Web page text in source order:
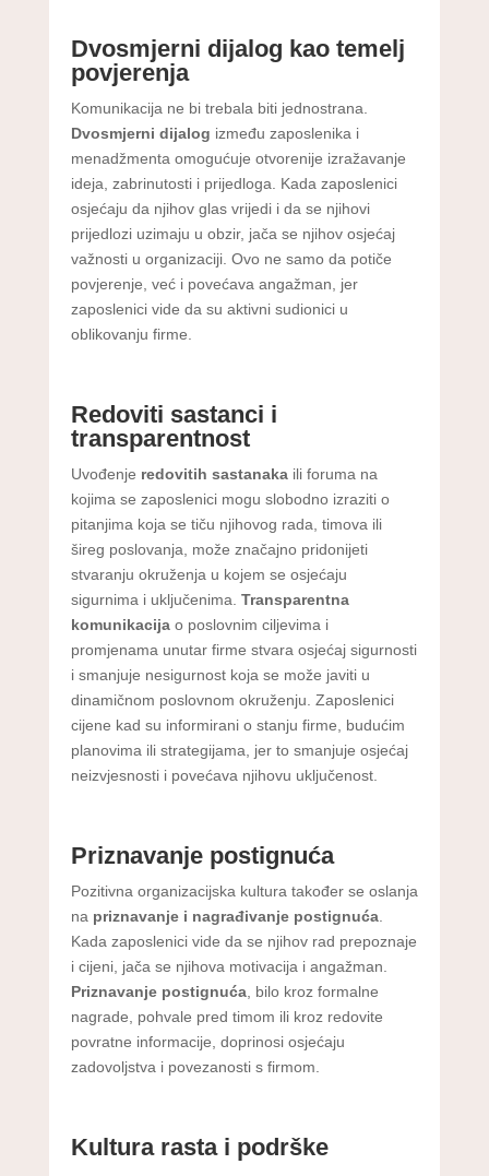
Dvosmjerni dijalog kao temelj
povjerenja
Komunikacija ne bi trebala biti jednostrana.
Dvosmjerni dijalog između zaposlenika i
menadžmenta omogućuje otvorenije izražavanje
ideja, zabrinutosti i prijedloga. Kada zaposlenici
osjećaju da njihov glas vrijedi i da se njihovi
prijedlozi uzimaju u obzir, jača se njihov osjećaj
važnosti u organizaciji. Ovo ne samo da potiče
povjerenje, već i povećava angažman, jer
zaposlenici vide da su aktivni sudionici u
oblikovanju firme.
Redoviti sastanci i
transparentnost
Uvođenje redovitih sastanakaili foruma na
kojima se zaposlenici mogu slobodno izraziti o
pitanjima koja se tiču njihovog rada, timova ili
šireg poslovanja, može značajno pridonijeti
stvaranju okruženja u kojem se osjećaju
sigurnima i uključenima. Transparentna
komunikacijao poslovnim ciljevima i
promjenama unutar firme stvara osjećaj sigurnosti
i smanjuje nesigurnost koja se može javiti u
dinamičnom poslovnom okruženju. Zaposlenici
cijene kad su informirani o stanju firme, budućim
planovima ili strategijama, jer to smanjuje osjećaj
neizvjesnosti i povećava njihovu uključenost.
Priznavanje postignuća
Pozitivna organizacijska kultura također se oslanja
na priznavanje i nagrađivanje postignuća.
Kada zaposlenici vide da se njihov rad prepoznaje
i cijeni, jača se njihova motivacija i angažman.
Priznavanje postignuća, bilo kroz formalne
nagrade, pohvale pred timom ili kroz redovite
povratne informacije, doprinosi osjećaju
zadovoljstva i povezanosti s firmom.
Kultura rasta i podrške